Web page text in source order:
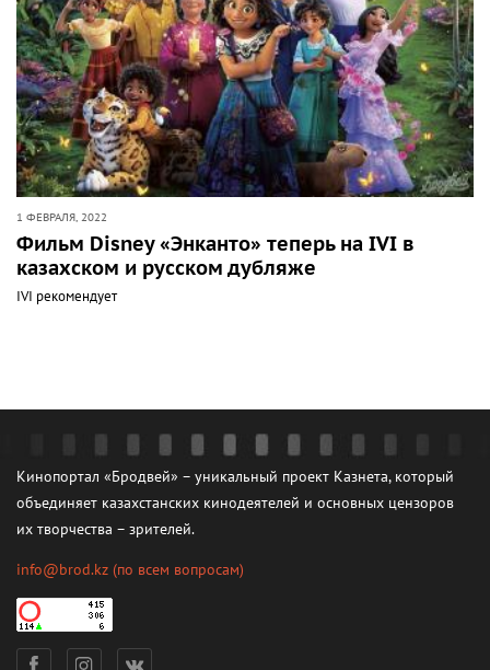
1 ФЕВРАЛЯ, 2022
Фильм Disney «Энканто» теперь на IVI в
казахском и русском дубляже
IVI рекомендует
Кинопортал «Бродвей» – уникальный проект Казнета, который
объединяет казахстанских кинодеятелей и основных цензоров
их творчества – зрителей.
info@brod.kz (по всем вопросам)